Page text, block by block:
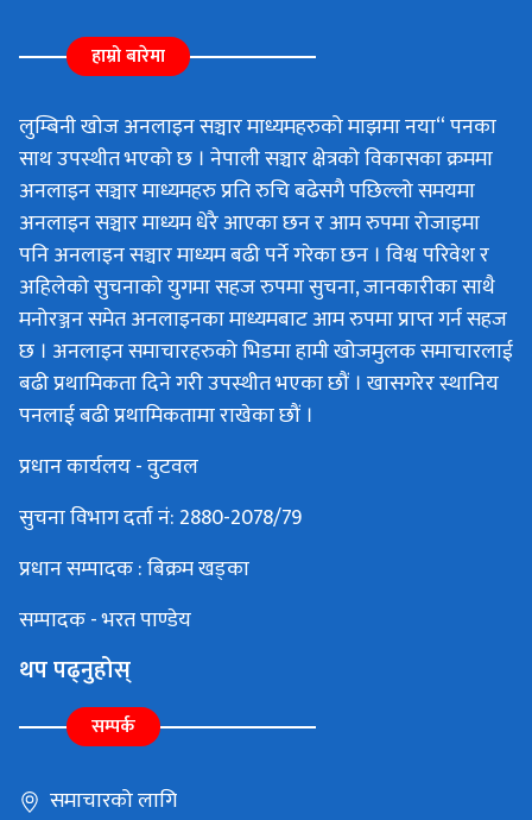
हाम्रो बारेमा
लुम्बिनी खोज अनलाइन सञ्चार माध्यमहरुको माझमा नया“ पनका
साथ उपस्थीत भएको छ । नेपाली सञ्चार क्षेत्रको विकासका क्रममा
अनलाइन सञ्चार माध्यमहरु प्रति रुचि बढेसगै पछिल्लो समयमा
अनलाइन सञ्चार माध्यम धेरै आएका छन र आम रुपमा रोजाइमा
पनि अनलाइन सञ्चार माध्यम बढी पर्ने गरेका छन । विश्व परिवेश र
अहिलेको सुचनाको युगमा सहज रुपमा सुचना, जानकारीका साथै
मनोरञ्जन समेत अनलाइनका माध्यमबाट आम रुपमा प्राप्त गर्न सहज
छ । अनलाइन समाचारहरुको भिडमा हामी खोजमुलक समाचारलाई
बढी प्रथामिकता दिने गरी उपस्थीत भएका छौं । खासगरेर स्थानिय
पनलाई बढी प्रथामिकतामा राखेका छौं ।
प्रधान कार्यलय - वुटवल
सुचना विभाग दर्ता नं: 2880-2078/79
प्रधान सम्पादक : बिक्रम खड्का
सम्पादक - भरत पाण्डेय
थप पढ्नुहोस्
सम्पर्क
समाचारको लागि